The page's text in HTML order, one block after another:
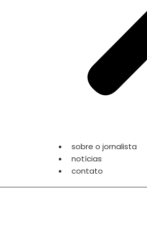
sobre o jornalista
notícias
contato